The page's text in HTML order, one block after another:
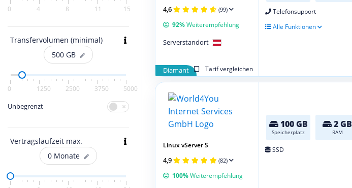
0 4 8 11 15
Transfervolumen (minimal)
500 GB
0 1250 2500 3750 5000
Unbegrenzt
Vertragslaufzeit max.
0 Monate
Telefonsupport
Alle Funktionen
Diamant Tarif vergleichen
4,6 (99)
92%Weiterempfehlung
Serverstandort
100 GB
Speicherplatz
2 GB
RAM
SSD
Linux vServer S
4,9 (82)
100%Weiterempfehlung